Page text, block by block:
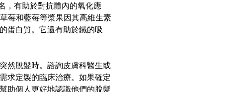
，有助於對抗體內的氧化應
莓和藍莓等漿果因其高維生素
蛋白質。它還有助於鐵的吸
然脫髮時。諮詢皮膚科醫生或
求定製的臨床治療。如果確定
助個人更好地認識他們的脫髮